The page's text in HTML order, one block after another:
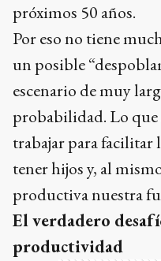
próximos 50 años.
Por eso no tiene
un posible
escenario de muy
probabilidad. Lo que
trabajar para facilitar
tener hijos y, al
productiva nuestra
El verdadero
productividad